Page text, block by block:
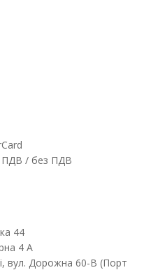
ПДВ / без ПДВ
44
4 А
вул. Дорожна 60-В (Порт